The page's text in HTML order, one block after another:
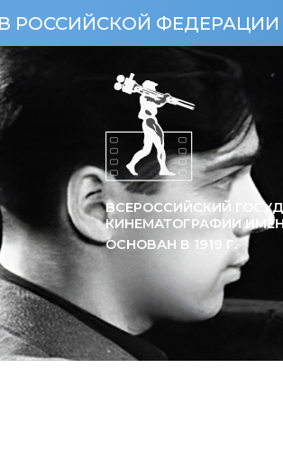
ФЕДЕРАЦИИ (УКАЗ
ВСЕРОССИЙСКИЙ
КИНЕМАТОГРАФИИ
ОСНОВАН В 1919 Г.